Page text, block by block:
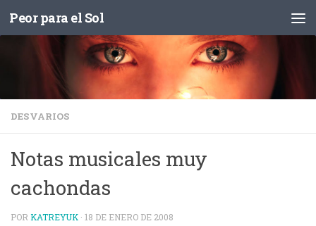
Saltar al contenido
Peor para el Sol
DESVARIOS
Notas musicales muy
cachondas
POR KATREYUK · 18 DE ENERO DE 2008